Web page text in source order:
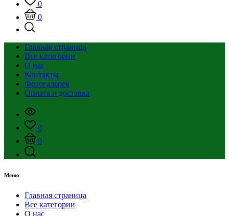
0
0
Главная страница
Все категории
О нас
Контакты
Фотогалерея
Оплата и доставка
0
0
Меню
Главная страница
Все категории
О нас